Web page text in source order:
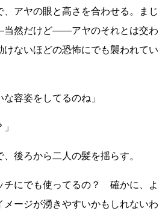
アヤの眼と高さを合わせる。まじ
当然だけど――アヤのそれとは交わ
けないほどの恐怖にでも襲われてい
な容姿をしてるのね」
」
後ろから二人の髪を揺らす。
チにでも使ってるの？ 確かに、よ
メージが湧きやすいかもしれないわ